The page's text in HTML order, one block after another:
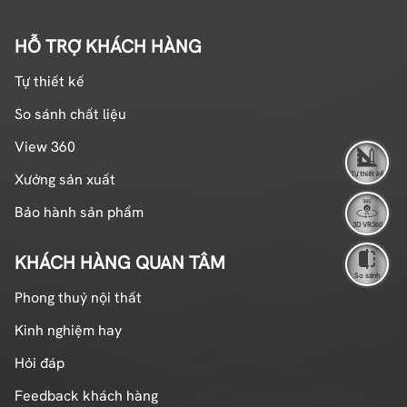
Thiết bị bếp điện từ hiện đại, thông minh
Trước đây mọi nhà thường sử dụng rất nhiều dầu mỡ
để chế biến các món chiên xào khiến cho bệnh máu
lò nướng sẽ hạn chế tối đa lượng dầu mỡ trong các
món ăn và giữ nguyên giá trị dinh dưỡng.
HỖ TRỢ KHÁCH HÀNG
Tự thiết kế
So sánh chất liệu
View 360
Xưởng sản xuất
Bảo hành sản phẩm
KHÁCH HÀNG QUAN TÂM
Phong thuỷ nội thất
Kinh nghiệm hay
Hỏi đáp
Feedback khách hàng
Tự thiết kế
3D VR360
So sánh